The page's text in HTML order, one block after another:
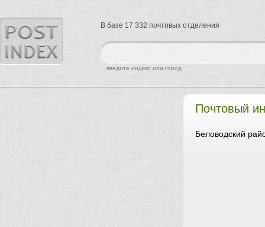
Почтовый
Беловодский
найти
введите индекс или город
В базе 17 332 почтовых отделения